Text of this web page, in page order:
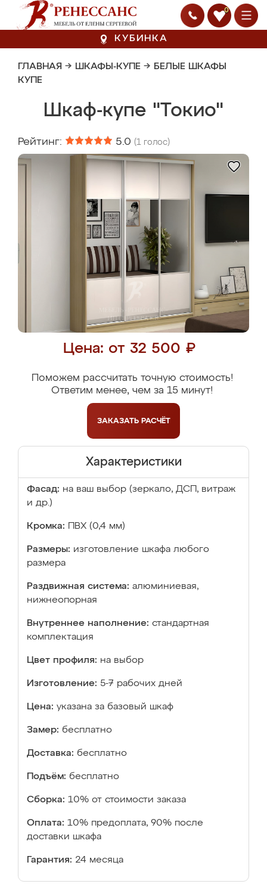
0
КУБИНКА
ГЛАВНАЯ → ШКАФЫ-КУПЕ → БЕЛЫЕ ШКАФЫ
КУПЕ
Шкаф-купе "Токио"
Рейтинг: 5.0 (1 голос)
Цена: от 32 500 ₽
Поможем рассчитать точную стоимость!
Ответим менее, чем за 15 минут!
ЗАКАЗАТЬ РАСЧЁТ
Характеристики
Фасад: на ваш выбор (зеркало, ДСП, витраж
и др.)
Кромка: ПВХ (0,4 мм)
Размеры: изготовление шкафа любого
размера
Раздвижная система: алюминиевая,
нижнеопорная
Внутреннее наполнение: стандартная
комплектация
Цвет профиля: на выбор
Изготовление: 5-7 рабочих дней
Цена: указана за базовый шкаф
Замер: бесплатно
Доставка: бесплатно
Подъём: бесплатно
Сборка: 10% от стоимости заказа
Оплата: 10% предоплата, 90% после
доставки шкафа
Гарантия: 24 месяца